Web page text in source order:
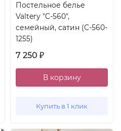
Постельное белье
Valtery "C-560",
семейный, сатин (C-560-
1255)
7 250 ₽
В корзину
Купить в 1 клик